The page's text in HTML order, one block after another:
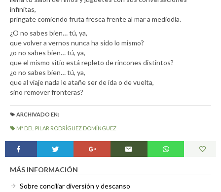
infinitas,
príngate comiendo fruta fresca frente al mar a mediodía.
¿O no sabes bien… tú, ya,
que volver a vernos nunca ha sido lo mismo?
¿o no sabes bien… tú, ya,
que el mismo sitio está repleto de rincones distintos?
¿o no sabes bien… tú, ya,
que al viaje nada le atañe ser de ida o de vuelta,
sino remover fronteras?
ARCHIVADO EN:
Mª DEL PILAR RODRÍGUEZ DOMÍNGUEZ
MÁS INFORMACIÓN
Sobre conciliar diversión y descanso